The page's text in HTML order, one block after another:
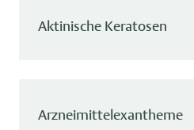
Aktinische Keratosen
Arzneimittelexantheme